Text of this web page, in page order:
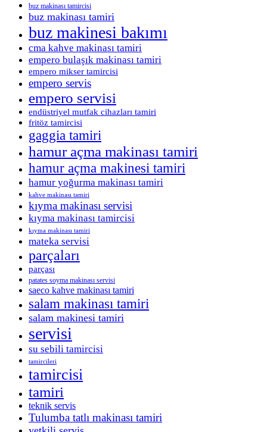
buz makinası tamircisi
buz makinası tamiri
buz makinesi bakımı
cma kahve makinası tamiri
empero bulaşık makinası tamiri
empero mikser tamircisi
empero servis
empero servisi
endüstriyel mutfak cihazları tamiri
fritöz tamircisi
gaggia tamiri
hamur açma makinası tamiri
hamur açma makinesi tamiri
hamur yoğurma makinası tamiri
kahve makinası tamiri
kıyma makinası servisi
kıyma makinası tamircisi
kıyma makinası tamiri
mateka servisi
parçaları
parçası
patates soyma makinası servisi
saeco kahve makinası tamiri
salam makinası tamiri
salam makinesi tamiri
servisi
su sebili tamircisi
tamircileri
tamircisi
tamiri
teknik servis
Tulumba tatlı makinası tamiri